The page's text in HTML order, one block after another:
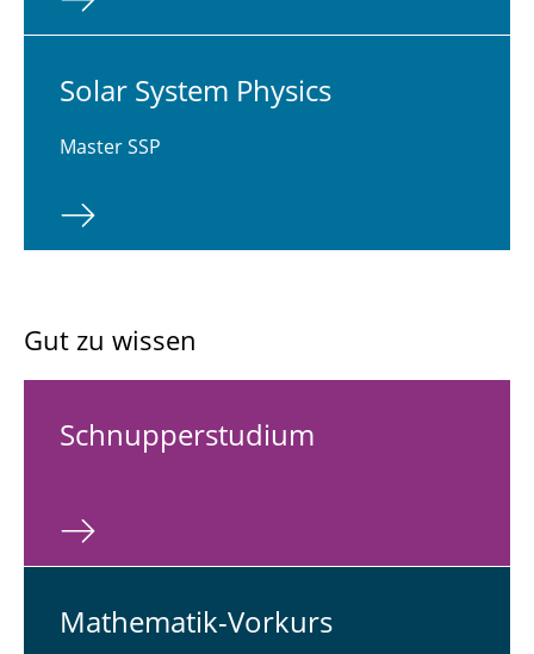
Solar System Physics
Master SSP
Gut zu wissen
Schnup­per­stu­di­um
Ma­the­ma­tik-Vorkurs